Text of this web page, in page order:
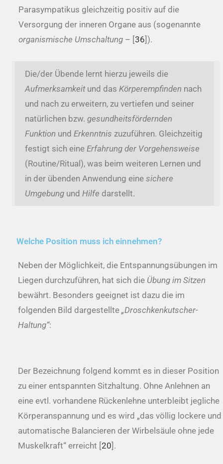
Parasympatikus gleichzeitig positiv auf die
Versorgung der inneren Organe aus (sogenannte
organismische Umschaltung – [36]).
Die/der Übende lernt hierzu jeweils die
Aufmerksamkeitund das Körperempfinden nach
und nach zu erweitern, zu vertiefen und seiner
natürlichen bzw. gesundheitsfördernden
Funktion und Erkenntnis zuzuführen. Gleichzeitig
festigt sich eine Erfahrung der Vorgehensweise
(Routine/Ritual), was beim weiteren Lernen und
in der übenden Anwendung eine sichere
Umgebung und Hilfe darstellt.
Welche Position muss ich einnehmen?
Neben der Möglichkeit, die Entspannungsübungen im
Liegen durchzuführen, hat sich die Übung im Sitzen
bewährt. Besonders geeignet ist dazu die im
folgenden Bild dargestellte „Droschkenkutscher-
Haltung“:
Der Bezeichnung folgend kommt es in dieser Position
zu einer entspannten Sitzhaltung. Ohne Anlehnen an
eine evtl. vorhandene Rückenlehne unterbleibt jegliche
Körperanspannung und es wird „das völlig lockere und
automatische Balancieren der Wirbelsäule ohne jede
Muskelkraft“ erreicht [20].